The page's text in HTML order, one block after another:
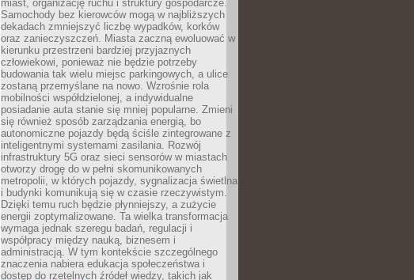
miast, organizację ruchu i struktury gospodarcze.
Samochody bez kierowców mogą w najbliższych
dekadach zmniejszyć liczbę wypadków, korków
oraz zanieczyszczeń. Miasta zaczną ewoluować w
kierunku przestrzeni bardziej przyjaznych
człowiekowi, ponieważ nie będzie potrzeby
budowania tak wielu miejsc parkingowych, a ulice
zostaną przemyślane na nowo. Wzrośnie rola
mobilności współdzielonej, a indywidualne
posiadanie auta stanie się mniej popularne. Zmieni
się również sposób zarządzania energią, bo
autonomiczne pojazdy będą ściśle zintegrowane z
inteligentnymi systemami zasilania. Rozwój
infrastruktury 5G oraz sieci sensorów w miastach
otworzy drogę do w pełni skomunikowanych
metropolii, w których pojazdy, sygnalizacja świetlna
i budynki komunikują się w czasie rzeczywistym.
Dzięki temu ruch będzie płynniejszy, a zużycie
energii zoptymalizowane. Ta wielka transformacja
wymaga jednak szeregu badań, regulacji i
współpracy między nauką, biznesem i
administracją. W tym kontekście szczególnego
znaczenia nabiera edukacja społeczeństwa i
dostęp do rzetelnych źródeł wiedzy, takich jak